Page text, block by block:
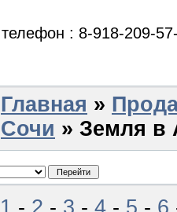
телефон : 8-918-209-
Главная »
Сочи » Земля
1 - 2 - 3 - 4 - 5 - 6